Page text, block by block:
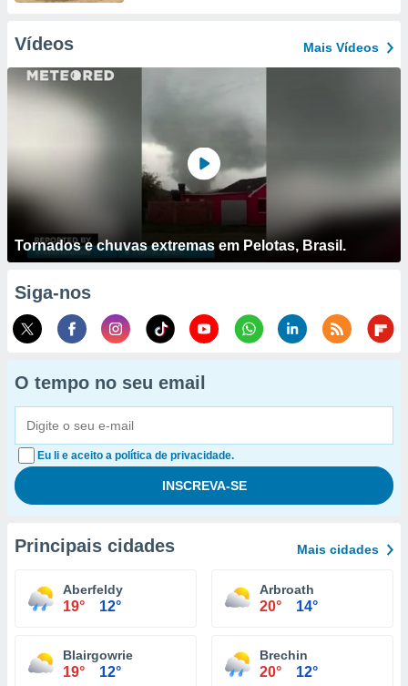
Vídeos Mais Vídeos
Tornados e chuvas extremas em Pelotas, Brasil.
Siga-nos
O tempo no seu email
Eu li e aceito a política de privacidade.
Principais cidades Mais cidades
Aberfeldy
19° 12°
Arbroath
20° 14°
Blairgowrie
19° 12°
Brechin
20° 12°